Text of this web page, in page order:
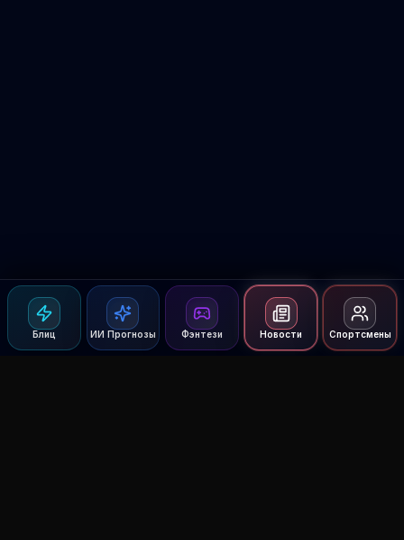
Блиц ИИ Прогнозы Фэнтези Новости Спортсмены